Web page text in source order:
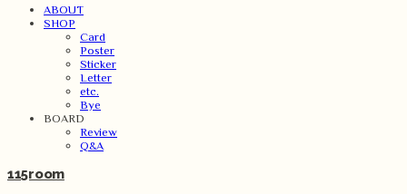
ABOUT
SHOP
Card
Poster
Sticker
Letter
etc.
Bye
BOARD
Review
Q&A
115room